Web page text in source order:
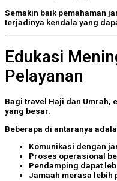
Semakin baik pemahaman
terjadinya kendala yang
Edukasi
Pelayanan
Bagi travel Haji dan Umrah,
yang besar.
Beberapa di antaranya
Komunikasi dengan
Proses operasional
Pendamping dapat
Jamaah merasa lebih